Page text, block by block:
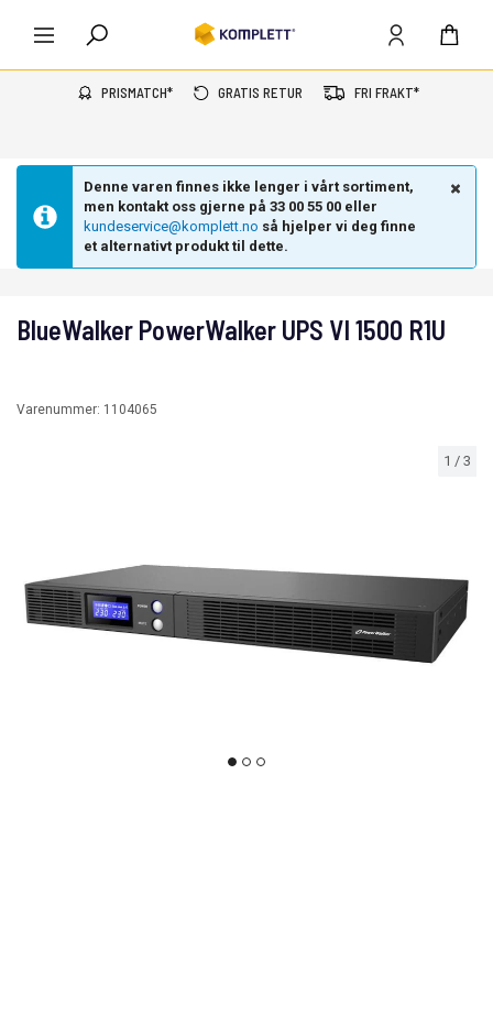
PRISMATCH* GRATIS RETUR FRI FRAKT*
Denne varen finnes ikke lenger i vårt sortiment,
men kontakt oss gjerne på 33 00 55 00 eller
kundeservice@komplett.no så hjelper vi deg finne
et alternativt produkt til dette.
1 / 3
BlueWalker PowerWalker UPS VI 1500 R1U
Varenummer: 1104065